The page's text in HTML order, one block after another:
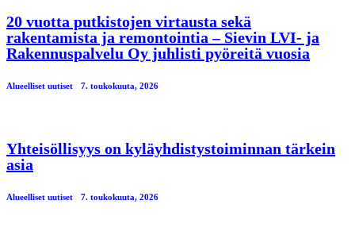
20 vuotta putkistojen virtausta sekä
rakentamista ja remontointia – Sievin LVI- ja
Rakennuspalvelu Oy juhlisti pyöreitä vuosia
Alueelliset uutiset 7. toukokuuta, 2026
Yhteisöllisyys on kyläyhdistystoiminnan tärkein
asia
Alueelliset uutiset 7. toukokuuta, 2026